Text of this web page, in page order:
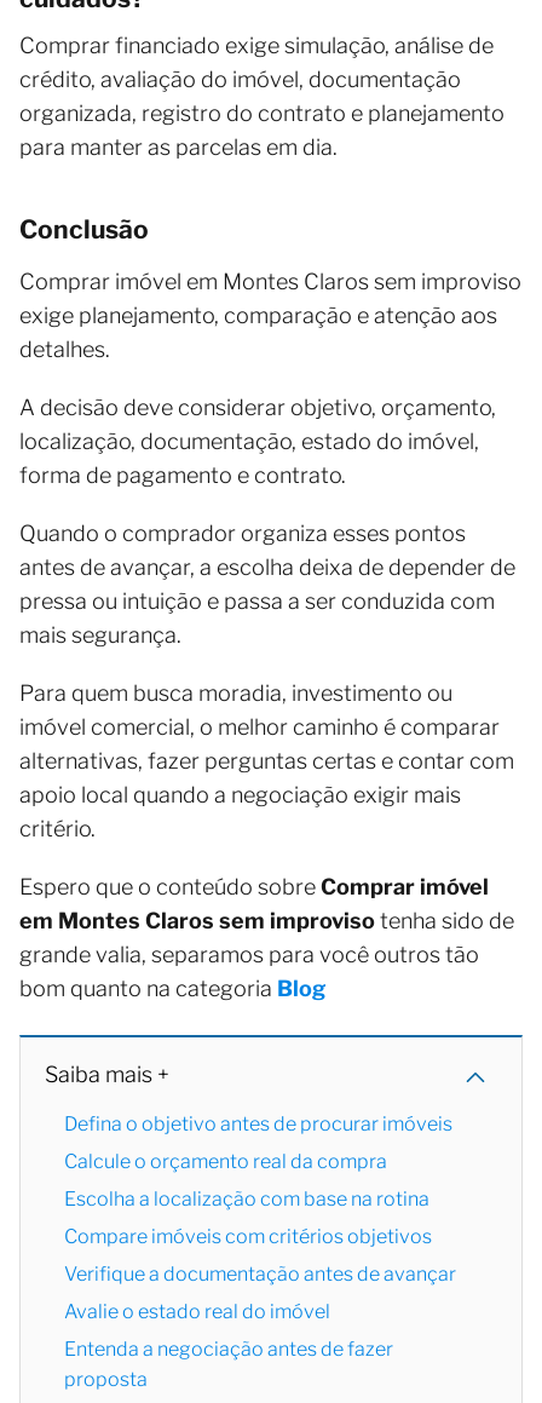
Comprar financiado exige simulação, análise de
crédito, avaliação do imóvel, documentação
organizada, registro do contrato e planejamento
para manter as parcelas em dia.
Conclusão
Comprar imóvel em Montes Claros sem improviso
exige planejamento, comparação e atenção aos
detalhes.
A decisão deve considerar objetivo, orçamento,
localização, documentação, estado do imóvel,
forma de pagamento e contrato.
Quando o comprador organiza esses pontos
antes de avançar, a escolha deixa de depender de
pressa ou intuição e passa a ser conduzida com
mais segurança.
Para quem busca moradia, investimento ou
imóvel comercial, o melhor caminho é comparar
alternativas, fazer perguntas certas e contar com
apoio local quando a negociação exigir mais
critério.
Espero que o conteúdo sobreComprar imóvel
em Montes Claros sem improvisotenha sido de
grande valia, separamos para você outros tão
bom quanto na categoria Blog
Saiba mais +
Defina o objetivo antes de procurar imóveis
Calcule o orçamento real da compra
Escolha a localização com base na rotina
Compare imóveis com critérios objetivos
Verifique a documentação antes de avançar
Avalie o estado real do imóvel
Entenda a negociação antes de fazer
proposta